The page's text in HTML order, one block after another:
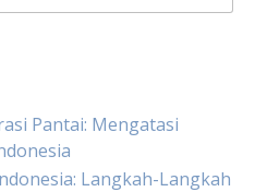
Pantai: Mengatasi
Langkah-Langkah